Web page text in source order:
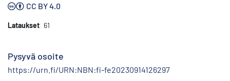
CC BY 4.0
Lataukset 61
Pysyvä osoite
https://urn.fi/URN:NBN:fi-fe20230914126297